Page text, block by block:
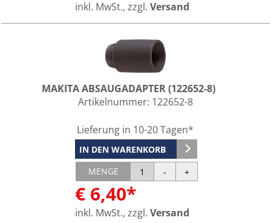
inkl. MwSt., zzgl. Versand
MAKITA ABSAUGADAPTER (122652-8)
Artikelnummer: 122652-8
Lieferung in 10-20 Tagen*
IN DEN WARENKORB
MENGE
€ 6,40*
inkl. MwSt., zzgl. Versand